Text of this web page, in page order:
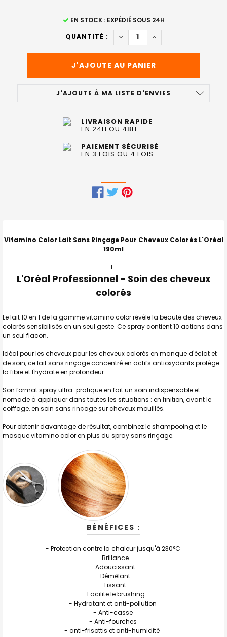
EN STOCK : EXPÉDIÉ SOUS 24H
QUANTITÉ :
DIMINUER LA QUANTITÉ DE
AUGMENTER LA
J'AJOUTE À MA LISTE D'ENVIES
LIVRAISON RAPIDE
EN 24H OU 48H
PAIEMENT SÉCURISÉ
EN 3 FOIS OU 4 FOIS
ENSEMBLE
SELECTIONNER
AU PANIER
Vitamino Color Lait Sans Rinçage Pour Cheveux Colorés L'Oréal
190ml
L'Oréal Professionnel - Soin des cheveux
colorés
Le lait 10 en 1 de la gamme vitamino color révèle la beauté des cheveux
colorés sensibilisés en un seul geste. Ce spray contient 10 actions dans
un seul flacon.
Idéal pour les cheveux pour les cheveux colorés en manque d'éclat et
de soin, ce lait sans rinçage concentré en actifs antioxydants protège
la fibre et l'hydrate en profondeur.
Son format spray ultra-pratique en fait un soin indispensable et
nomade à appliquer dans toutes les situations : en finition, avant le
coiffage, en soin sans rinçage sur cheveux mouillés.
Pour obtenir davantage de résultat, combinez le shampooing et le
masque vitamino color en plus du spray sans rinçage.
BÉNÉFICES :
- Protection contre la chaleur jusqu'à 230°C
- Brillance
- Adoucissant
- Démêlant
- Lissant
- Facilite le brushing
- Hydratant et anti-pollution
- Anti-casse
- Anti-fourches
- anti-frisottis et anti-humidité